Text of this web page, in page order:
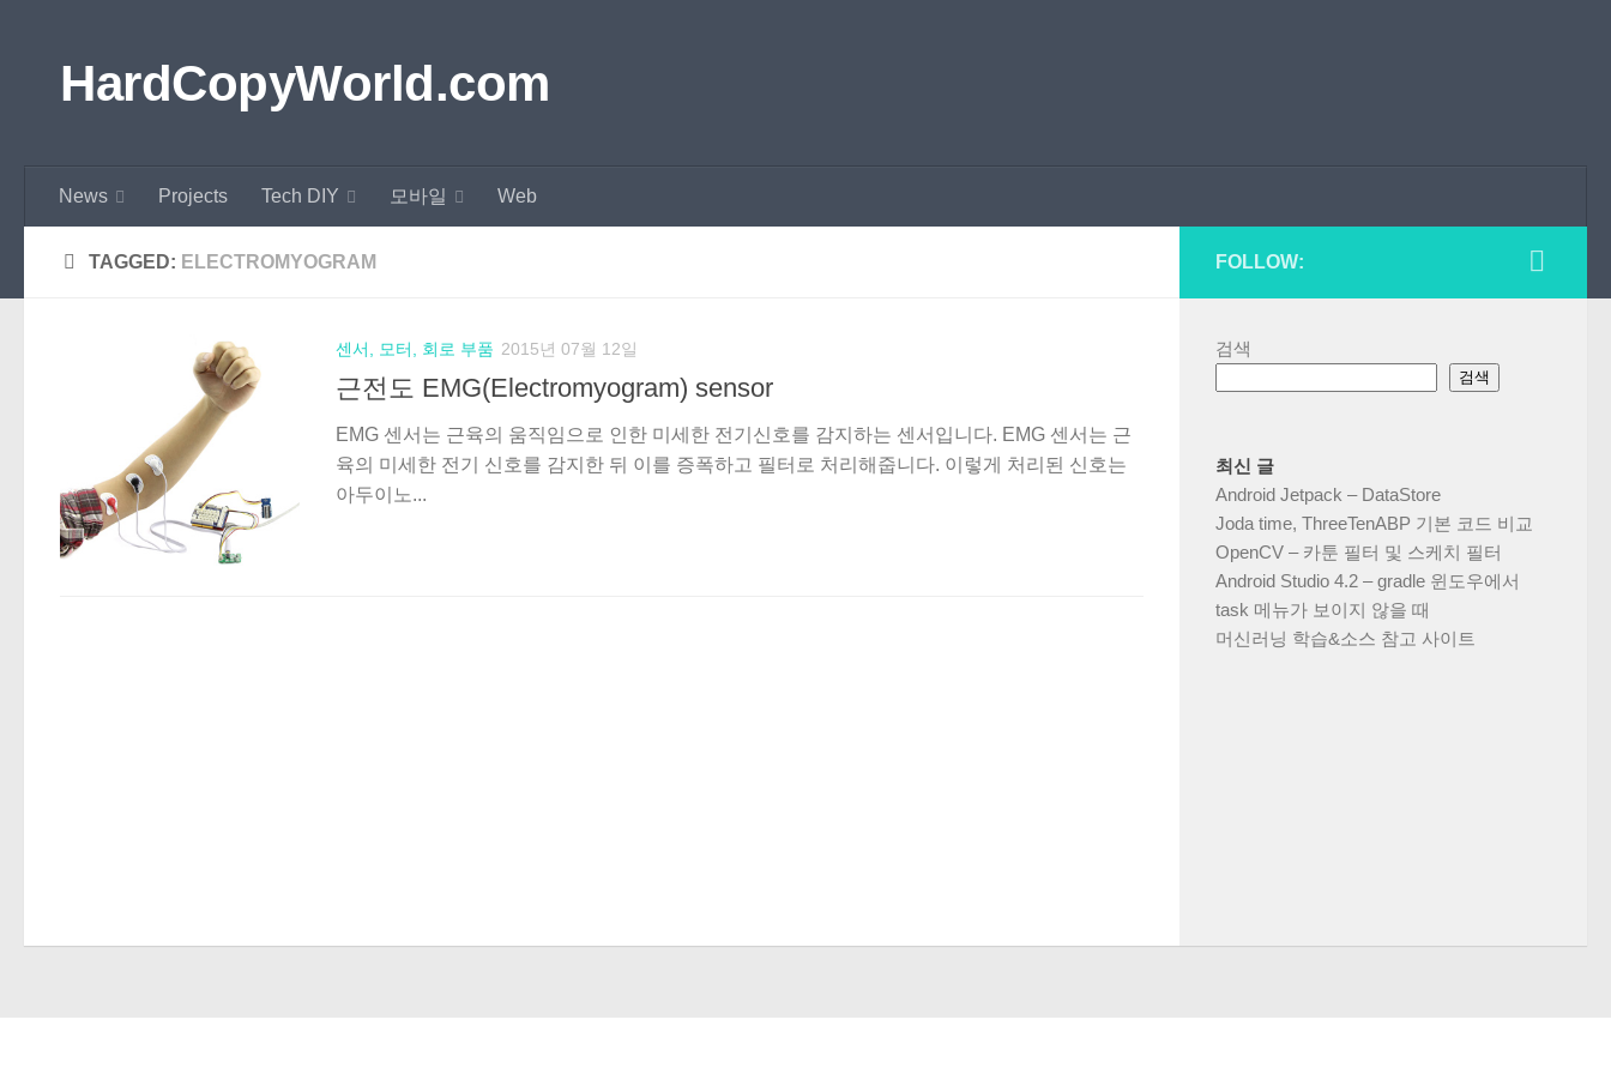
HardCopyWorld.com
News Projects Tech DIY 모바일 Web
TAGGED: ELECTROMYOGRAM
센서, 모터, 회로 부품 2015년 07월 12일
근전도 EMG(Electromyogram) sensor
EMG 센서는 근육의 움직임으로 인한 미세한 전기신호를 감지하는 센서입니다. EMG 센서는 근
육의 미세한 전기 신호를 감지한 뒤 이를 증폭하고 필터로 처리해줍니다. 이렇게 처리된 신호는
아두이노...
FOLLOW:
검색
검색
최신 글
Android Jetpack – DataStore
Joda time, ThreeTenABP 기본 코드 비교
OpenCV – 카툰 필터 및 스케치 필터
Android Studio 4.2 – gradle 윈도우에서
task 메뉴가 보이지 않을 때
머신러닝 학습&소스 참고 사이트